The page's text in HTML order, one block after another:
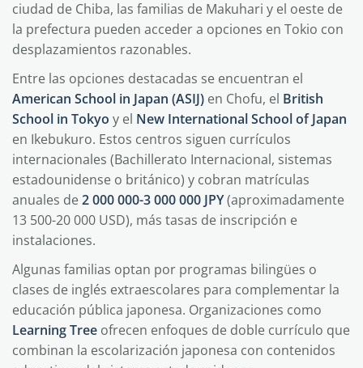
ciudad de Chiba, las familias de Makuhari y el oeste de
la prefectura pueden acceder a opciones en Tokio con
desplazamientos razonables.
Entre las opciones destacadas se encuentran el
American School in Japan (ASIJ) en Chofu, el British
School in Tokyo y el New International School of Japan
en Ikebukuro. Estos centros siguen currículos
internacionales (Bachillerato Internacional, sistemas
estadounidense o británico) y cobran matrículas
anuales de2 000 000-3 000 000 JPY(aproximadamente
13 500-20 000 USD), más tasas de inscripción e
instalaciones.
Algunas familias optan por programas bilingües o
clases de inglés extraescolares para complementar la
educación pública japonesa. Organizaciones como
Learning Tree ofrecen enfoques de doble currículo que
combinan la escolarización japonesa con contenidos